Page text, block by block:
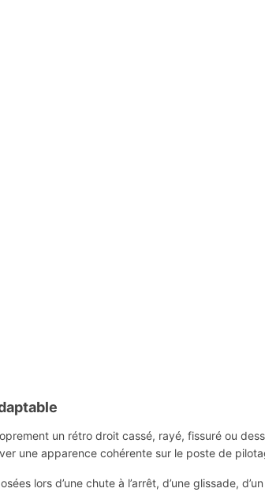
un rétro droit cassé, rayé, fissuré ou
une apparence cohérente sur le poste de
lors d’une chute à l’arrêt, d’une glissade,